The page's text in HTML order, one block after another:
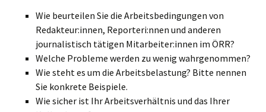
Wie beurteilen Sie die Arbeitsbedingungen von
Redakteur:innen, Reporteri:nnen und anderen
journalistisch tätigen Mitarbeiter:innen im ÖRR?
Welche Probleme werden zu wenig wahrgenommen?
Wie steht es um die Arbeitsbelastung? Bitte nennen
Sie konkrete Beispiele.
Wie sicher ist Ihr Arbeitsverhältnis und das Ihrer